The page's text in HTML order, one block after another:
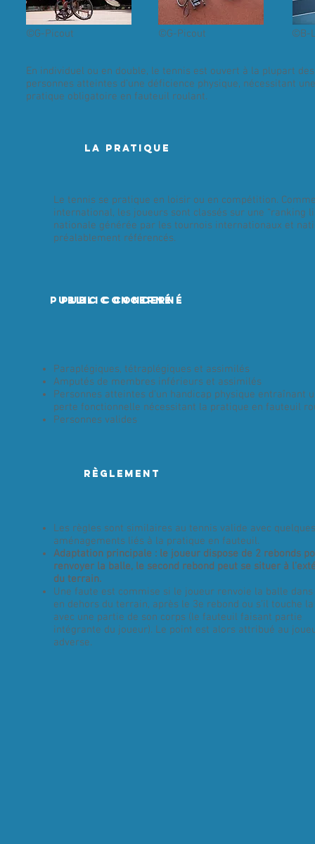
©G-Picout ©G-Picout ©B-
En individuel ou en double, le tennis est ouvert à la plupart des
personnes atteintes d’une déficience physique, nécessitant une
pratique obligatoire en fauteuil roulant.
LA PRATIQUE
Le tennis se pratique en loisir ou en compétition.
international, les joueurs sont classés sur une “ranking
nationale générée par les tournois internationaux et
préalablement référencés.
PUBLIC concerné
Public concerné
Paraplégiques, tétraplégiques et assimilés
Amputés de membres inférieurs et assimilés
Personnes atteintes d'un handicap physique
perte fonctionnelle nécessitant la pratique en fauteuil
Personnes valides
règlement
Les règles sont similaires au tennis valide avec quelques
aménagements liés à la pratique en fauteuil.
Adaptation principale : le joueur dispose de 2 rebonds
renvoyer la balle, le second rebond peut se situer à
du terrain.
Une faute est commise si le joueur renvoie la balle
en dehors du terrain, après le 3e rebond ou s’il touche
avec une partie de son corps (le fauteuil faisant partie
intégrante du joueur). Le point est alors attribué au
adverse.